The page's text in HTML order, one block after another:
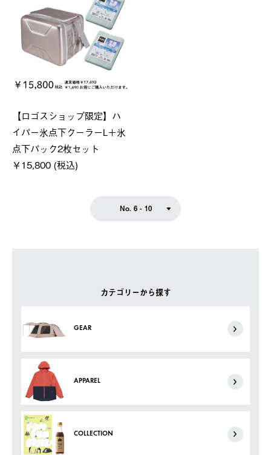
カテゴリーから探す
GEAR
APPAREL
COLLECTION
【ロゴスショップ限定】ハ
イパー氷点下クーラーL＋氷
点下パック2枚セット
￥15,800 (税込)
No. 6 - 10